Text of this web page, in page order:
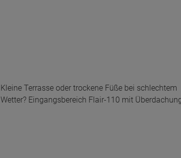
Kleine Terrasse oder trockene Füße bei schlechtem
Wetter? Eingangsbereich Flair-110 mit